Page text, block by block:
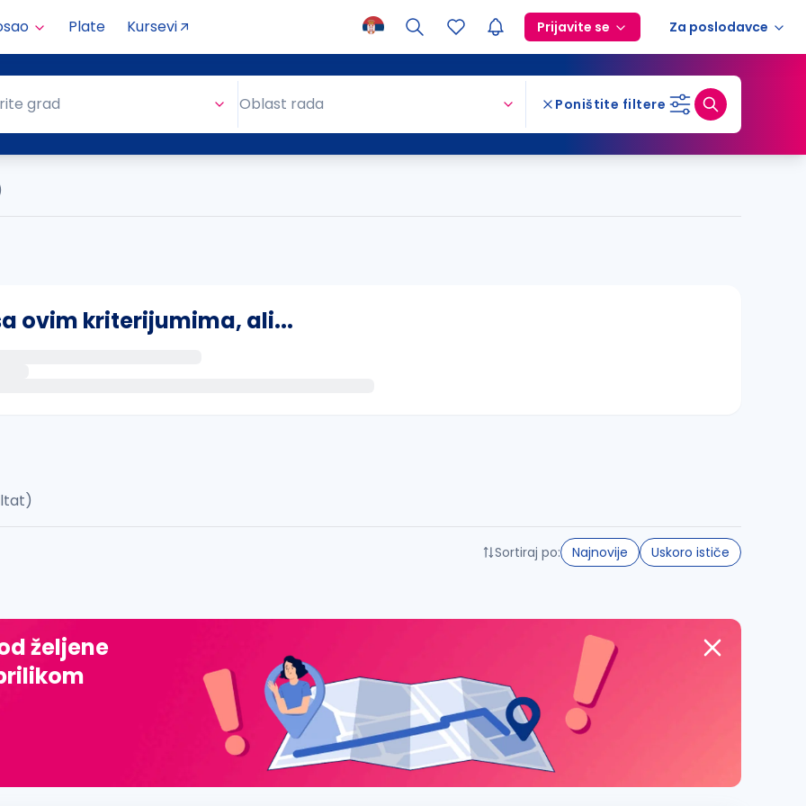
Plate Kursevi Prijavite se Za poslodavce
grad Oblast rada Poništite filtere
ovim kriterijumima, ali...
Sortiraj po: Najnovije Uskoro ističe
željene